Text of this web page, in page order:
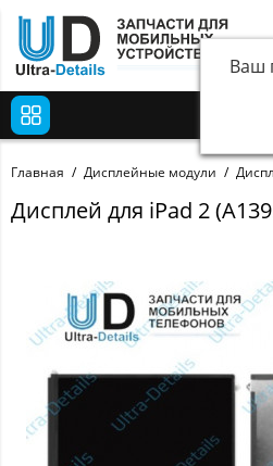
Ваш
Главная Дисплейные модули
Дисплей для iPad 2